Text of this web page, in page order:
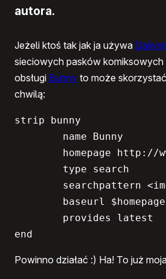
autora.
Jeżeli ktoś tak jak ja używa
sieciowych pasków komiksowych
obsługi Bunny to może
chwilą:
strip bunny
end
Powinno działać :) Ha! To już